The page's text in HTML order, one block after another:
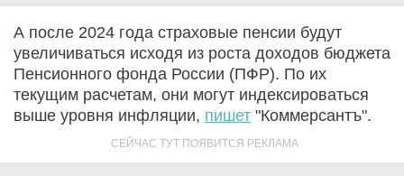
А после 2024 года страховые пенсии будут
увеличиваться исходя из роста доходов бюджета
Пенсионного фонда России (ПФР). По их
текущим расчетам, они могут индексироваться
выше уровня инфляции, пишет "Коммерсантъ".